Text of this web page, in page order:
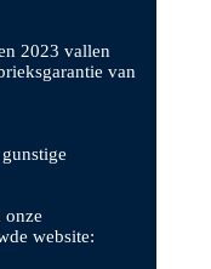
2023 vallen
van
website: